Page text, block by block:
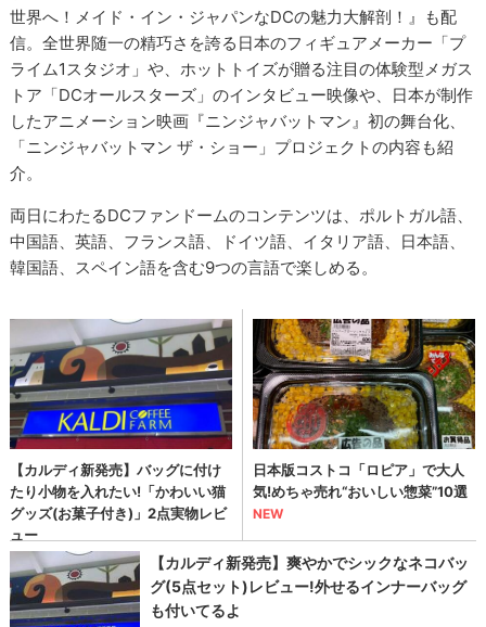
世界へ！メイド・イン・ジャパンなDCの魅力大解剖！』も配
信。全世界随一の精巧さを誇る日本のフィギュアメーカー「プ
ライム1スタジオ」や、ホットトイズが贈る注目の体験型メガス
トア「DCオールスターズ」のインタビュー映像や、日本が制作
したアニメーション映画『ニンジャバットマン』初の舞台化、
「ニンジャバットマン ザ・ショー」プロジェクトの内容も紹
介。
両日にわたるDCファンドームのコンテンツは、ポルトガル語、
中国語、英語、フランス語、ドイツ語、イタリア語、日本語、
韓国語、スペイン語を含む9つの言語で楽しめる。